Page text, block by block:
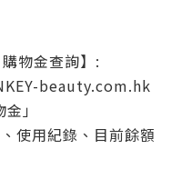
物金查詢】:
beauty.com.hk
」
使用紀錄、目前餘額